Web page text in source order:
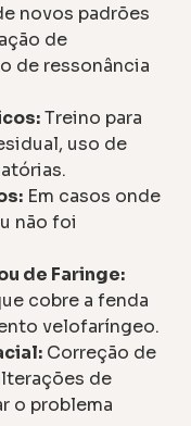
novos padrões
de
de ressonância
Treino para
uso de
Em casos onde
não foi
de Faringe:
cobre a fenda
velofaríngeo.
Correção de
de
o problema